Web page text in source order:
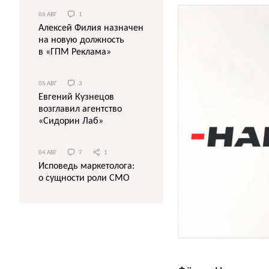
06 АВГ 1
Алексей Филия назначен
на новую должность
в «ГПМ Реклама»
05 АВГ 3
Евгений Кузнецов
возглавил агентство
«Сидорин Лаб»
04 АВГ 7 1
Исповедь маркетолога:
о сущности роли СМО